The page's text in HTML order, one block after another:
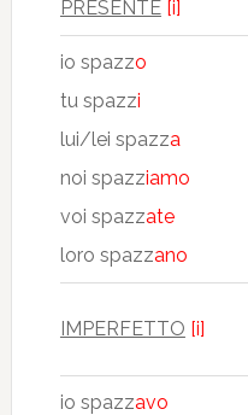
PRESENTE [i]
io spazzo
tu spazzi
lui/lei spazza
noi spazziamo
voi spazzate
loro spazzano
IMPERFETTO [i]
io spazzavo